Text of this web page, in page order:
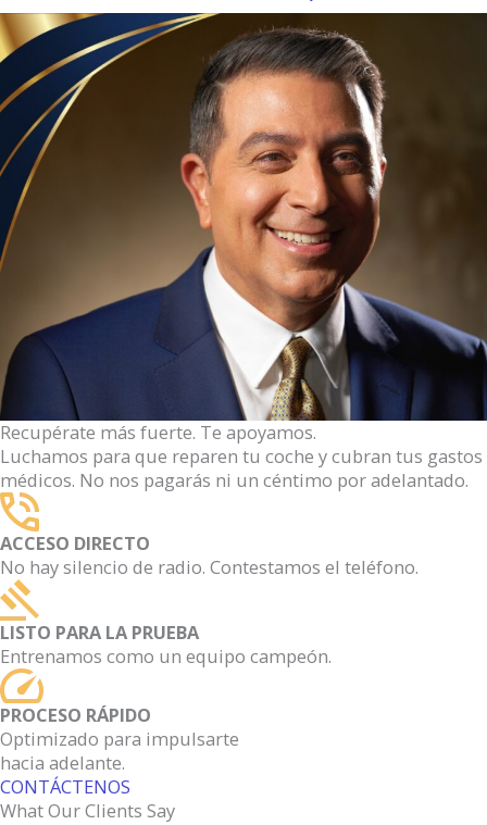
Recupérate más fuerte. Te apoyamos.
Luchamos para que reparen tu coche y cubran tus gastos
médicos. No nos pagarás ni un céntimo por adelantado.
ACCESO DIRECTO
No hay silencio de radio. Contestamos el teléfono.
LISTO PARA LA PRUEBA
Entrenamos como un equipo campeón.
PROCESO RÁPIDO
Optimizado para impulsarte
hacia adelante.
CONTÁCTENOS
What Our Clients Say